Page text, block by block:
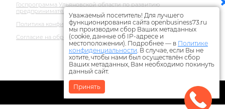
Госпрограмма Ульяновской области по развитию
предпринимательства
Политика конфиденциальности
Согласие на обработку персональных данных
Уважаемый посетитель! Для лучшего
функционирования сайта openbusiness73.ru
мы производим сбор Ваших метаданных
(cookie, данные об IP-адресе и
местоположении). Подробнее — в Политике
конфиденциальности. В случае, если Вы не
хотите, чтобы нами был осуществлён сбор
Ваших метаданных, Вам необходимо покинуть
данный сайт.